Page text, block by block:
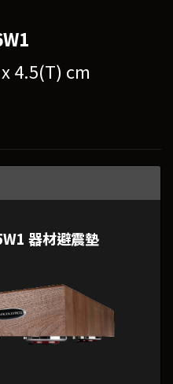
4.5(T) cm
器材避震墊